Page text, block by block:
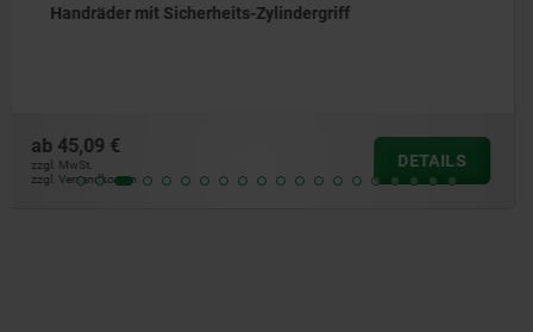
Scheibenhandräder ohne Griff
ab16,00 €
zzgl. MwSt.
zzgl. Versandkosten
DETAILS